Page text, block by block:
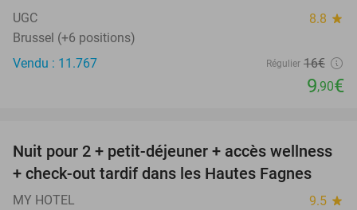
UGC 8.8 star
Brussel (+6 positions)
Vendu : 11.767
Régulier 16€
9,90€
32%
Nuit pour 2 + petit-déjeuner + accès wellness
+ check-out tardif dans les Hautes Fagnes
MY HOTEL 9.5 star